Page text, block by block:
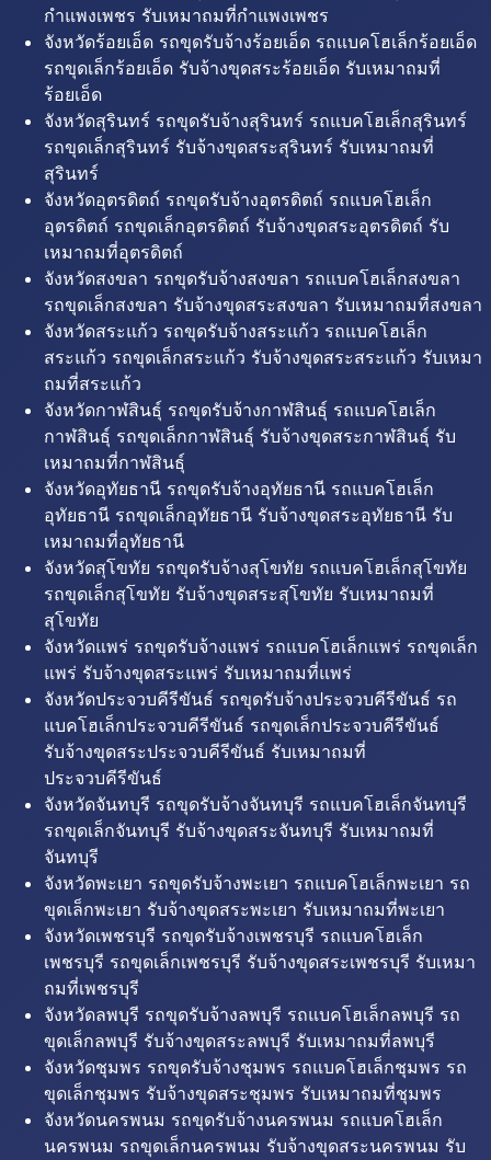
กำแพงเพชร รับเหมาถมที่กำแพงเพชร
จังหวัดร้อยเอ็ด รถขุดรับจ้างร้อยเอ็ด รถแบคโฮเล็กร้อยเอ็ด
รถขุดเล็กร้อยเอ็ด รับจ้างขุดสระร้อยเอ็ด รับเหมาถมที่
ร้อยเอ็ด
จังหวัดสุรินทร์ รถขุดรับจ้างสุรินทร์ รถแบคโฮเล็กสุรินทร์
รถขุดเล็กสุรินทร์ รับจ้างขุดสระสุรินทร์ รับเหมาถมที่
สุรินทร์
จังหวัดอุตรดิตถ์ รถขุดรับจ้างอุตรดิตถ์ รถแบคโฮเล็ก
อุตรดิตถ์ รถขุดเล็กอุตรดิตถ์ รับจ้างขุดสระอุตรดิตถ์ รับ
เหมาถมที่อุตรดิตถ์
จังหวัดสงขลา รถขุดรับจ้างสงขลา รถแบคโฮเล็กสงขลา
รถขุดเล็กสงขลา รับจ้างขุดสระสงขลา รับเหมาถมที่สงขลา
จังหวัดสระแก้ว รถขุดรับจ้างสระแก้ว รถแบคโฮเล็ก
สระแก้ว รถขุดเล็กสระแก้ว รับจ้างขุดสระสระแก้ว รับเหมา
ถมที่สระแก้ว
จังหวัดกาฬสินธุ์ รถขุดรับจ้างกาฬสินธุ์ รถแบคโฮเล็ก
กาฬสินธุ์ รถขุดเล็กกาฬสินธุ์ รับจ้างขุดสระกาฬสินธุ์ รับ
เหมาถมที่กาฬสินธุ์
จังหวัดอุทัยธานี รถขุดรับจ้างอุทัยธานี รถแบคโฮเล็ก
อุทัยธานี รถขุดเล็กอุทัยธานี รับจ้างขุดสระอุทัยธานี รับ
เหมาถมที่อุทัยธานี
จังหวัดสุโขทัย รถขุดรับจ้างสุโขทัย รถแบคโฮเล็กสุโขทัย
รถขุดเล็กสุโขทัย รับจ้างขุดสระสุโขทัย รับเหมาถมที่
สุโขทัย
จังหวัดแพร่ รถขุดรับจ้างแพร่ รถแบคโฮเล็กแพร่ รถขุดเล็ก
แพร่ รับจ้างขุดสระแพร่ รับเหมาถมที่แพร่
จังหวัดประจวบคีรีขันธ์ รถขุดรับจ้างประจวบคีรีขันธ์ รถ
แบคโฮเล็กประจวบคีรีขันธ์ รถขุดเล็กประจวบคีรีขันธ์
รับจ้างขุดสระประจวบคีรีขันธ์ รับเหมาถมที่
ประจวบคีรีขันธ์
จังหวัดจันทบุรี รถขุดรับจ้างจันทบุรี รถแบคโฮเล็กจันทบุรี
รถขุดเล็กจันทบุรี รับจ้างขุดสระจันทบุรี รับเหมาถมที่
จันทบุรี
จังหวัดพะเยา รถขุดรับจ้างพะเยา รถแบคโฮเล็กพะเยา รถ
ขุดเล็กพะเยา รับจ้างขุดสระพะเยา รับเหมาถมที่พะเยา
จังหวัดเพชรบุรี รถขุดรับจ้างเพชรบุรี รถแบคโฮเล็ก
เพชรบุรี รถขุดเล็กเพชรบุรี รับจ้างขุดสระเพชรบุรี รับเหมา
ถมที่เพชรบุรี
จังหวัดลพบุรี รถขุดรับจ้างลพบุรี รถแบคโฮเล็กลพบุรี รถ
ขุดเล็กลพบุรี รับจ้างขุดสระลพบุรี รับเหมาถมที่ลพบุรี
จังหวัดชุมพร รถขุดรับจ้างชุมพร รถแบคโฮเล็กชุมพร รถ
ขุดเล็กชุมพร รับจ้างขุดสระชุมพร รับเหมาถมที่ชุมพร
จังหวัดนครพนม รถขุดรับจ้างนครพนม รถแบคโฮเล็ก
นครพนม รถขุดเล็กนครพนม รับจ้างขุดสระนครพนม รับ